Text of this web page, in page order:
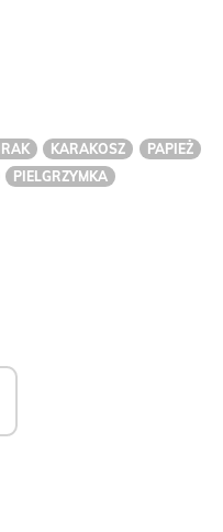
IRAK KARAKOSZ
PAPIEŻ
PIELGRZYMKA